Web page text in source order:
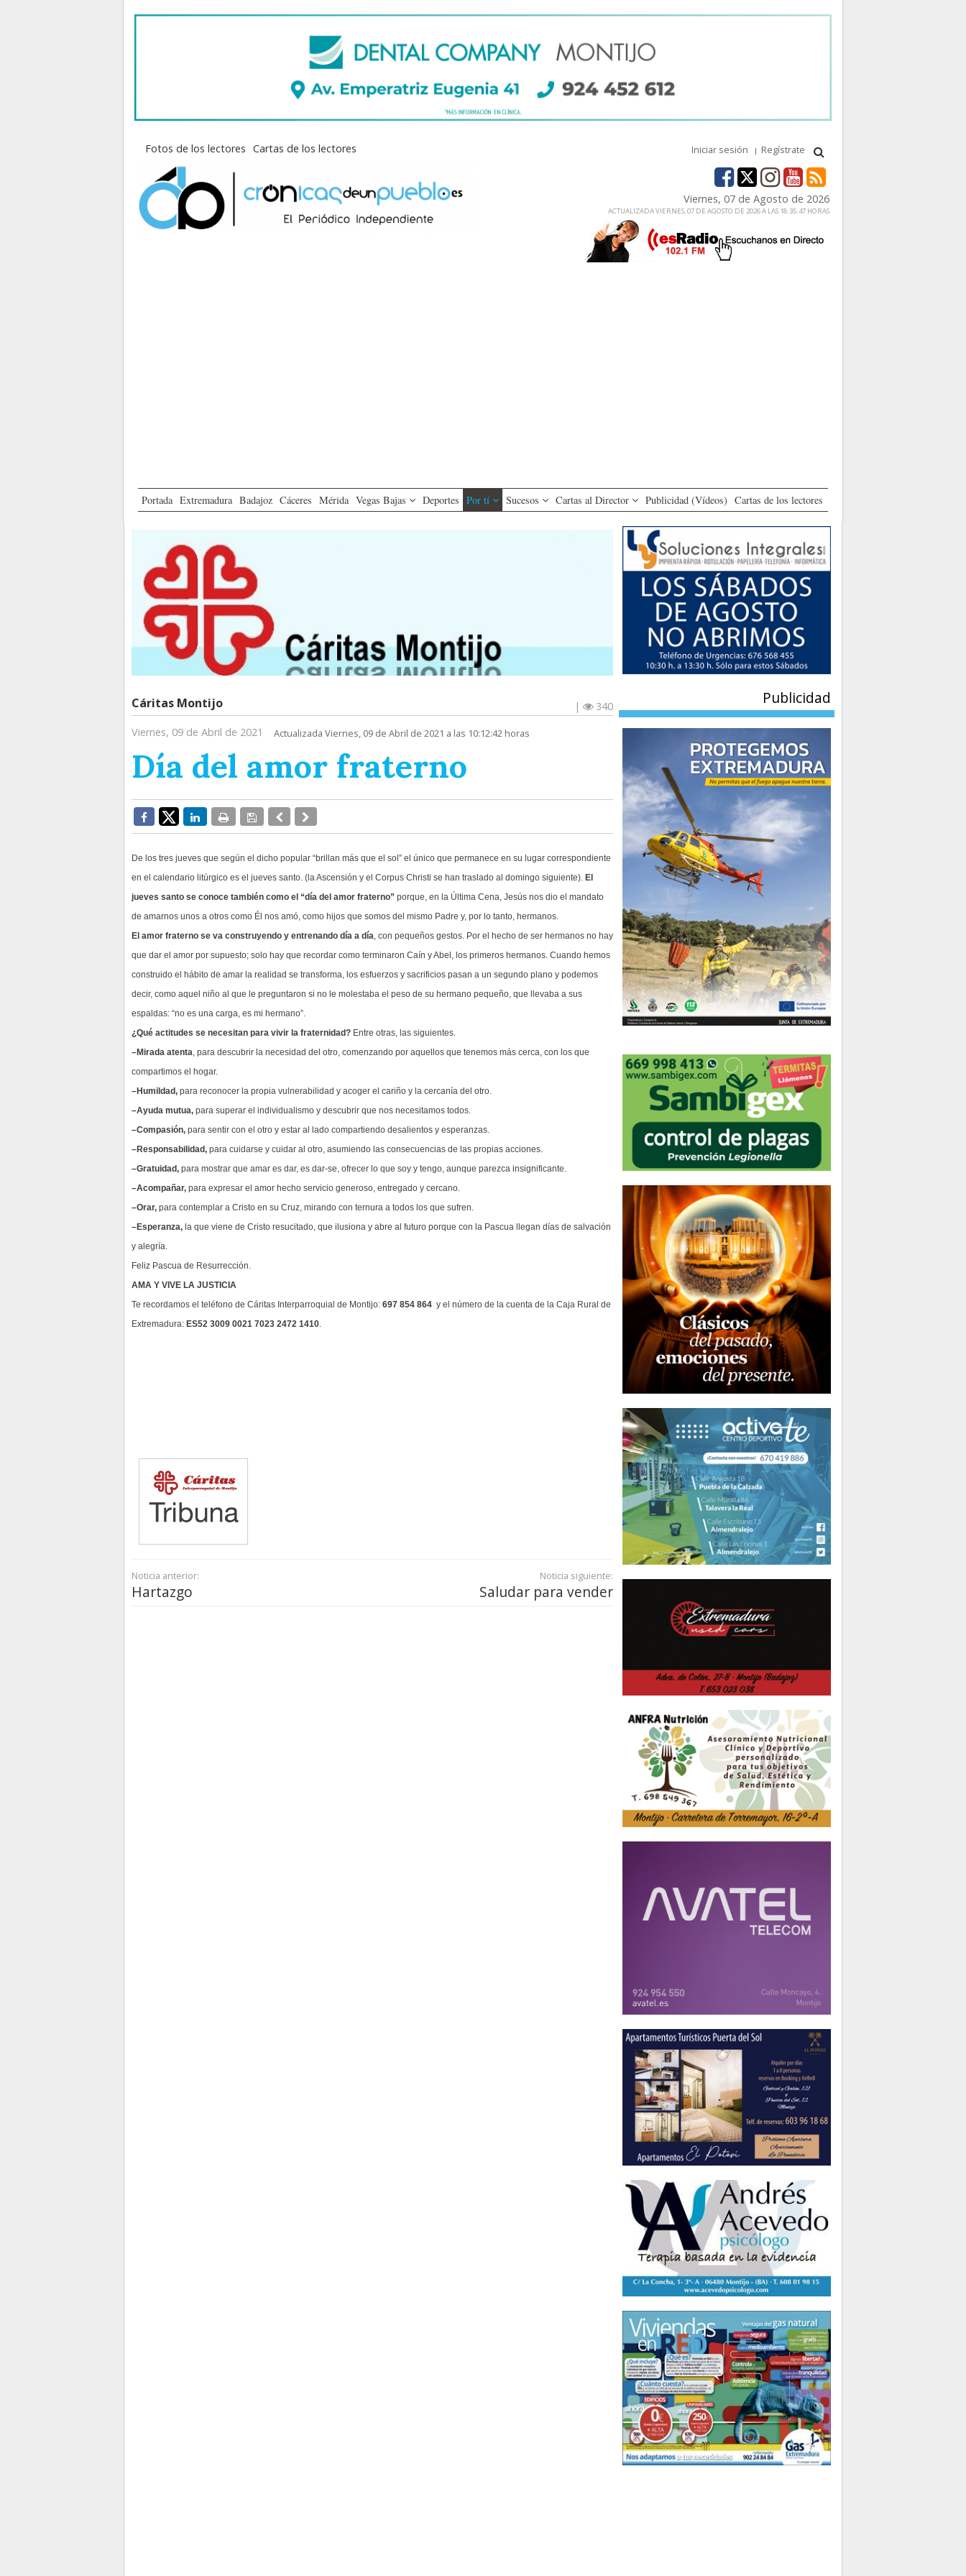
Fotos de los lectores Cartas de los lectores Iniciar sesión Regístrate
Viernes, 07 de Agosto de 2026
ACTUALIZADA VIERNES, 07 DE AGOSTO DE 2026 A LAS 18:35:47 HORAS
Portada Extremadura Badajoz Cáceres Mérida Vegas Bajas Deportes Por tí Sucesos Cartas al Director Publicidad (Vídeos) Cartas de los lectores
Cáritas Montijo |
340
Viernes, 09 de Abril de 2021
Actualizada Viernes, 09 de Abril de 2021 a las 10:12:42 horas
Día del amor fraterno
De los tres jueves que según el dicho popular “brillan más que el sol” el único que permanece en su lugar correspondiente
en el calendario litúrgico es el jueves santo. (la Ascensión y el Corpus Christi se han traslado al domingo siguiente). El
jueves santo se conoce también como el “día del amor fraterno” porque, en la Última Cena, Jesús nos dio el mandato
de amarnos unos a otros como Él nos amó, como hijos que somos del mismo Padre y, por lo tanto, hermanos.
El amor fraterno se va construyendo y entrenando día a día , con pequeños gestos. Por el hecho de ser hermanos no hay
que dar el amor por supuesto; solo hay que recordar como terminaron Caín y Abel, los primeros hermanos. Cuando hemos
construido el hábito de amar la realidad se transforma, los esfuerzos y sacrificios pasan a un segundo plano y podemos
decir, como aquel niño al que le preguntaron si no le molestaba el peso de su hermano pequeño, que llevaba a sus
espaldas: “no es una carga, es mi hermano”.
¿Qué actitudes se necesitan para vivir la fraternidad? Entre otras, las siguientes.
–Mirada atenta , para descubrir la necesidad del otro, comenzando por aquellos que tenemos más cerca, con los que
compartimos el hogar.
–Humildad, para reconocer la propia vulnerabilidad y acoger el cariño y la cercanía del otro.
–Ayuda mutua, para superar el individualismo y descubrir que nos necesitamos todos.
–Compasión, para sentir con el otro y estar al lado compartiendo desalientos y esperanzas.
–Responsabilidad, para cuidarse y cuidar al otro, asumiendo las consecuencias de las propias acciones.
–Gratuidad, para mostrar que amar es dar, es dar-se, ofrecer lo que soy y tengo, aunque parezca insignificante.
–Acompañar, para expresar el amor hecho servicio generoso, entregado y cercano.
–Orar, para contemplar a Cristo en su Cruz, mirando con ternura a todos los que sufren.
–Esperanza, la que viene de Cristo resucitado, que ilusiona y abre al futuro porque con la Pascua llegan días de salvación
y alegría.
Feliz Pascua de Resurrección.
AMA Y VIVE LA JUSTICIA
Te recordamos el teléfono de Cáritas Interparroquial de Montijo: 697 854 864 y el número de la cuenta de la Caja Rural de
Extremadura: ES52 3009 0021 7023 2472 1410
Noticia anterior:
Hartazgo
Noticia siguiente:
Saludar para vender
Publicidad